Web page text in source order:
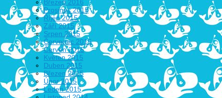
Březen 2016
Prosinec 2015
Říjen 2015
Září 2015
Srpen 2015
Červenec 2015
Červen 2015
Květen 2015
Duben 2015
Březen 2015
Únor 2015
Leden 2015